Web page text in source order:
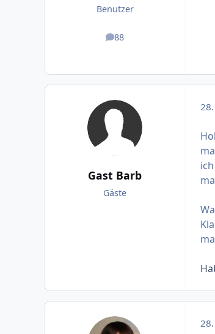
Benutzer
88
Beiträge
Gast Barb
Gäste